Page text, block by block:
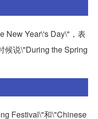
New Year\'s Day\"，表
候说\"During the Spring
Festival\"和\"Chinese